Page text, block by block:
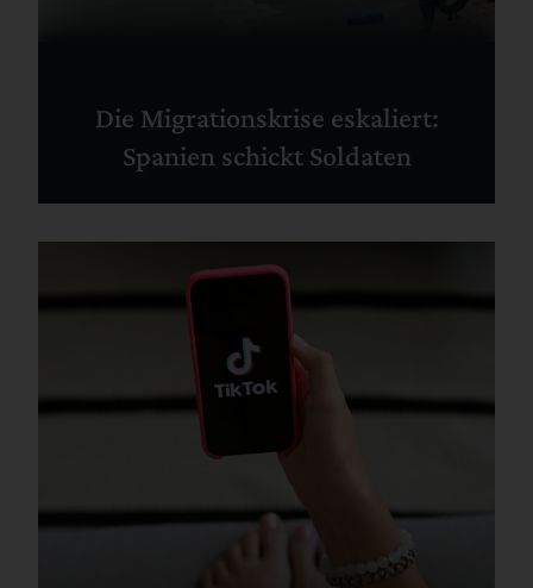
Die Migrationskrise eskaliert:
Spanien schickt Soldaten